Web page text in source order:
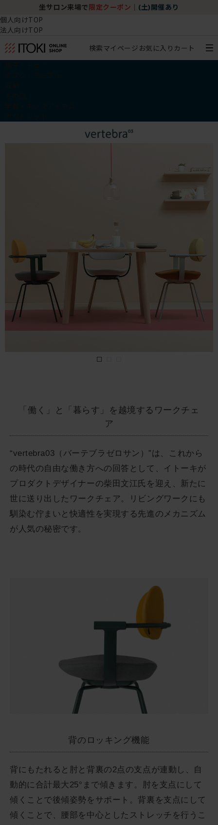
チェア体験ショールーム｜ZA SALON
個人向けTOP
法人向けTOP
検索マイページ お気に入り カート
「働く」と「暮らす」を越境するワークチェ
ア
“vertebra03（バーテブラゼロサン）”は、これから
の時代の自由な働き方への回答として、イトーキが
プロダクトデザイナーの柴田文江氏を迎え、新たに
世に送り出したワークチェア。リビングワークにも
馴染む佇まいと快適性を実現する先進のメカニズム
が人気の秘密です。
背のロッキング機能
背にもたれると肘と背裏の2点の支点が連動し、自
動的に合計最大25°まで傾きます。肘を支点にして
傾くことで後傾姿勢をサポート。背裏を支点にして
傾くことで、腰部を中心としたストレッチを行うこ